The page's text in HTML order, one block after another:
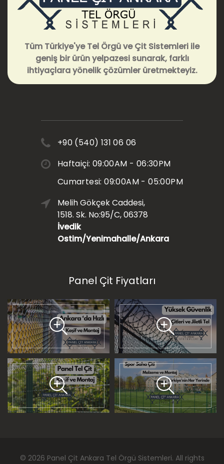
Tüm Türkiye'ye Tel Örgü ve Çit Sistemleri ile
geniş bir ürün yelpazesi sunarak, farklı
ihtiyaçlara yönelik çözümler üretmekteyiz.
+90 (540) 131 06 06
Haftaiçi: 09:00AM - 06:30PM
Cumartesi: 09:00AM - 05:00PM
Melih Gökçek Caddesi,
1518. Sk. No:95/C, 06378
İvedik
Ostim/Yenimahalle/Ankara
Panel Çit Fiyatları
© 2026 Panel Çit Ankara Tel Örgü Sistemleri. All rights